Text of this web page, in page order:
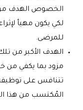
الخصوص الهدف من
لكي يكون مهيأ
للمرضى.
الهدف الأكبر من
مزود بما يكفي من
تتنافس على
المُكتسب من هذا